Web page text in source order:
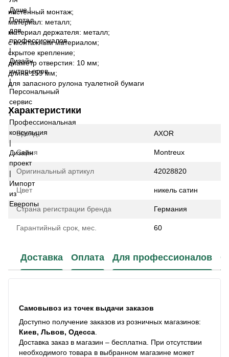
настенный монтаж;
материал: металл;
материал держателя: металл;
с монтажным материалом;
скрытое крепление;
диаметр отверстия: 10 мм;
длина 159 мм;
для запасного рулона туалетной бумаги
Характеристики
Бренд AXOR
Серия Montreux
Оригинальный артикул 42028820
Цвет никель сатин
Страна регистрации бренда Германия
Гарантийный срок, мес. 60
Доставка Оплата Для профессионалов
Самовывоз из точек выдачи заказов
Доступно получение заказов из розничных магазинов:
Киев, Львов, Одесса
Доставка заказ в магазин – бесплатна. При отсутствии
необходимого товара в выбранном магазине может